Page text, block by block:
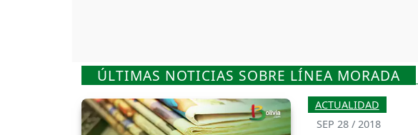
ÚLTIMAS NOTICIAS SOBRE LÍNEA MORADA
ACTUALIDAD
SEP 28 / 2018